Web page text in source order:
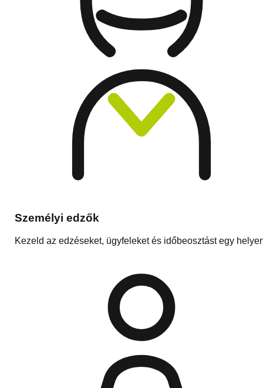
Személyi edzők
Kezeld az edzéseket, ügyfeleket és időbeosztást egy